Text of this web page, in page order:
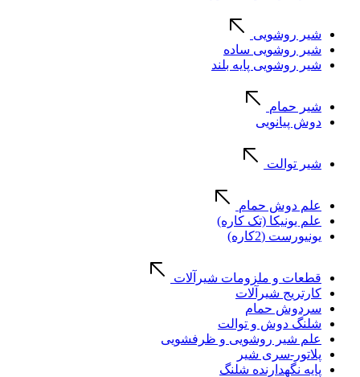
شیر روشویی
شیر روشویی ساده
شیر روشویی پایه بلند
شیر حمام
دوش پیانویی
شیر توالت
علم دوش حمام
علم یونیکا (تک کاره)
یونیورست (2کاره)
قطعات و ملزومات شیرآلات
کارتریج شیرآلات
سردوش حمام
شلنگ دوش و توالت
علم شیر روشویی و ظرفشویی
پلاتور-سری شیر
پایه نگهدارنده شلنگ